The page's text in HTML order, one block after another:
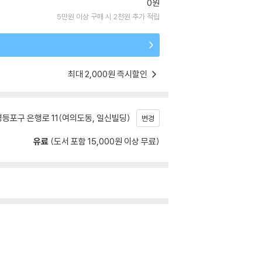
0원
5만원 이상 구매 시 2천원 추가 적립
최대 2,000원 즉시할인
포구 은행로 11(여의도동, 일신빌딩) 변경
유료 (도서 포함 15,000원 이상 무료)